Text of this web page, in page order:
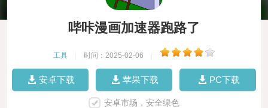
哔咔漫画加速器跑路了
工具 时间：2025-02-06
安卓下载 苹果下载 PC下载
安卓市场，安全绿色